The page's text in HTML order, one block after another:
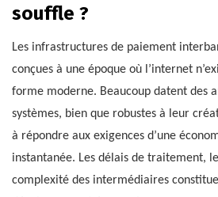
souffle ?
Les infrastructures de paiement
conçues à une époque où l’internet
forme moderne. Beaucoup datent des
systèmes, bien que robustes à leur
à répondre aux exigences d’une
instantanée. Les délais de traitement,
complexité des intermédiaires